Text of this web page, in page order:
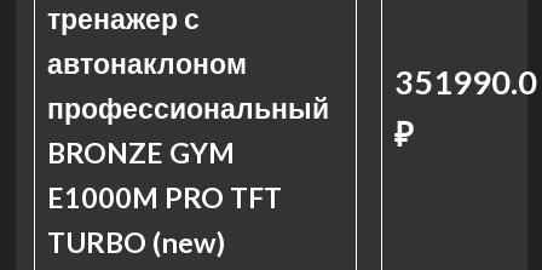
тренажер с
автонаклоном
профессиональный
BRONZE GYM
E1000M PRO TFT
TURBO (new)
351990.0
₽